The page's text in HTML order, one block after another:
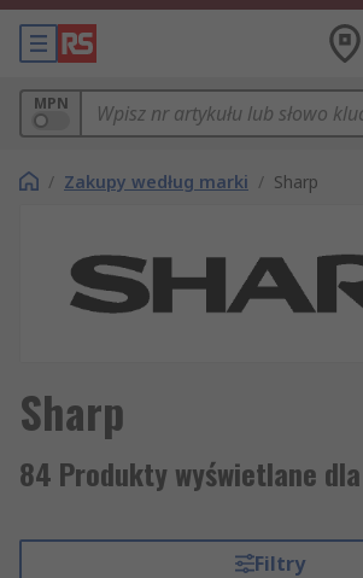
MPN
/ Zakupy według marki / Sharp
Sharp
84 Produkty wyświetlane
Filtry